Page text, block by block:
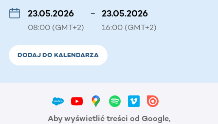
23.05.2026
08:00 (GMT+2)
– 23.05.2026
16:00 (GMT+2)
DODAJ DO KALENDARZA
Aby wyświetlić treści od Google,